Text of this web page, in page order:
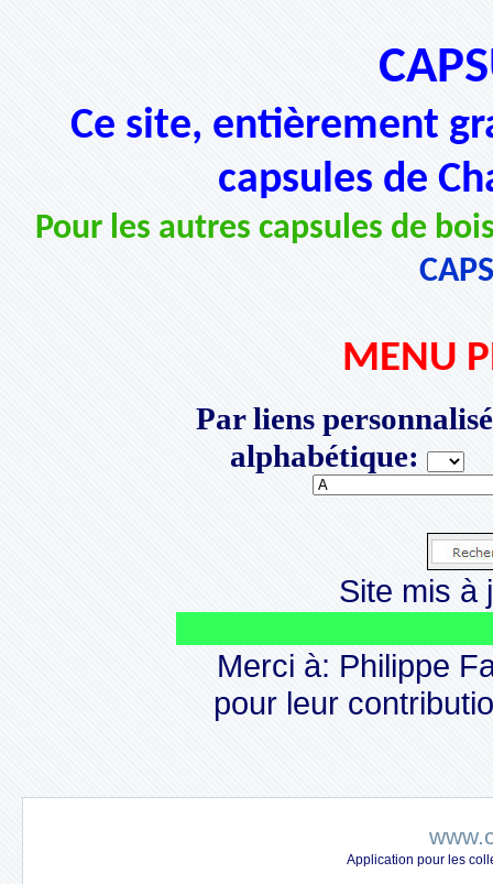
Ce site, entièrement
capsules de
Pour les autres capsules de
MENU
Par liens
alphabétique:
Site mis à
Merci à: Philippe
pour leur
Application pour les